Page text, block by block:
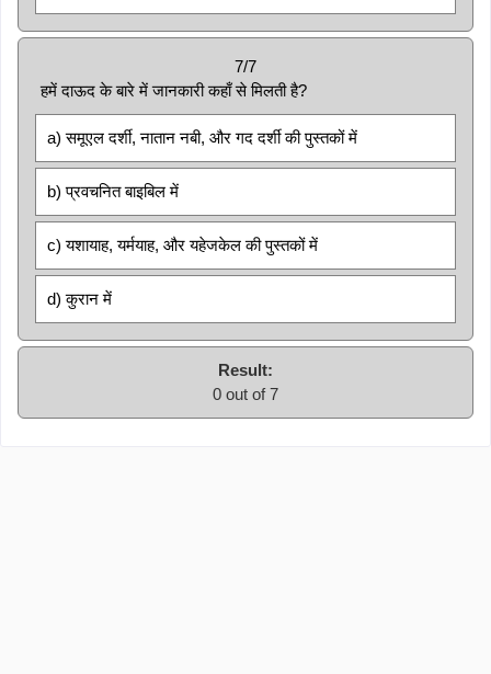
7/7
हमें दाऊद के बारे में जानकारी कहाँ से मिलती है?
a) समूएल दर्शी, नातान नबी, और गद दर्शी की पुस्तकों में
b) प्रवचनित बाइबिल में
c) यशायाह, यर्मयाह, और यहेजकेल की पुस्तकों में
d) कुरान में
Result:
0 out of 7